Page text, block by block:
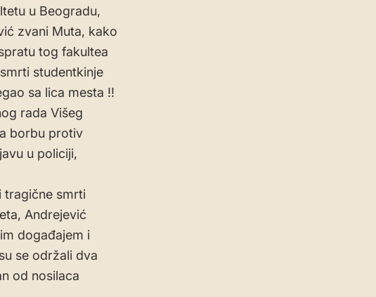
u Beogradu,
zvani Muta, kako
tog fakultea
studentkinje
sa lica mesta !!
rada Višeg
borbu protiv
u policiji,
tragične smrti
Andrejević
događajem i
se održali dva
od nosilaca